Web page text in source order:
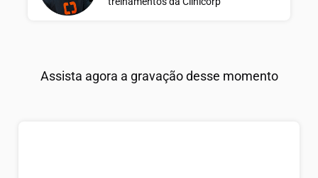
Assista agora a gravação desse momento